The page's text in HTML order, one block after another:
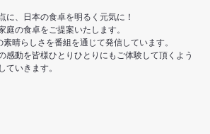
に、日本の食卓を明るく元気に！
庭の食卓をご提案いたします。
晴らしさを番組を通じて発信しています。
感動を皆様ひとりひとりにもご体験して頂くよう
ていきます。